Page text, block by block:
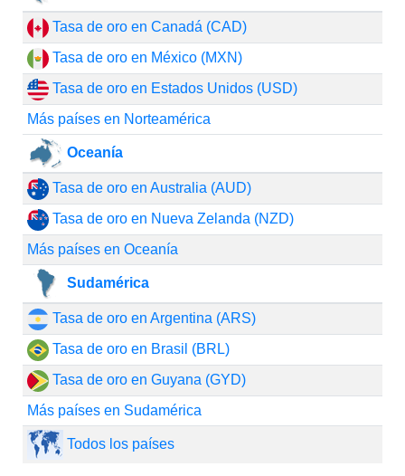
Tasa de oro en Canadá (CAD)
Tasa de oro en México (MXN)
Tasa de oro en Estados Unidos (USD)
Más países en Norteamérica
Oceanía
Tasa de oro en Australia (AUD)
Tasa de oro en Nueva Zelanda (NZD)
Más países en Oceanía
Sudamérica
Tasa de oro en Argentina (ARS)
Tasa de oro en Brasil (BRL)
Tasa de oro en Guyana (GYD)
Más países en Sudamérica
Todos los países